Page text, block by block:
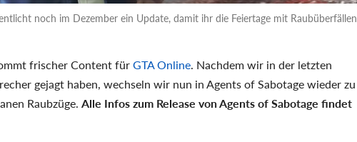
noch im Dezember ein Update, damit ihr die Feiertage mit Raubüberfällen
frischer Content fürGTA Online. Nachdem wir in der letzten
gejagt haben, wechseln wir nun in Agents of Sabotage wieder zu
Raubzüge. Alle Infos zum Release von Agents of Sabotage findet